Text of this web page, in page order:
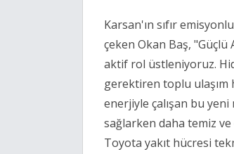
Karsan'ın sıfır
çeken Okan Baş,
aktif rol üstleniyoruz.
gerektiren toplu ulaşım
enerjiyle çalışan bu
sağlarken daha temiz
Toyota yakıt hücresi